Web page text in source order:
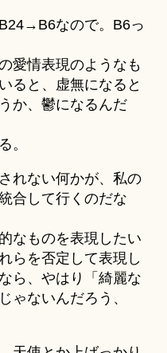
なので。B6っ
愛情表現のようなも
ると、虚無になると
か、鬱になるんだ
。
れない何かが、私の
合して行くのだな
なものを表現したい
らを否定して表現し
ら、やはり「綺麗な
ゃないんだろう、